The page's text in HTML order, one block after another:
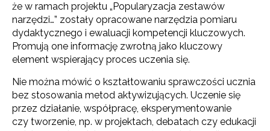
że w ramach projektu „Popularyzacja zestawów
narzędzi…” zostały opracowane narzędzia pomiaru
dydaktycznego i ewaluacji kompetencji kluczowych.
Promują one informację zwrotną jako kluczowy
element wspierający proces uczenia się.
Nie można mówić o kształtowaniu sprawczości ucznia
bez stosowania metod aktywizujących. Uczenie się
przez działanie, współpracę, eksperymentowanie
czy tworzenie, np. w projektach, debatach czy edukacji